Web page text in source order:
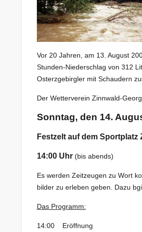
Vor 20 Jahren, am 13. August
Stunden-Niederschlag von 312
Osterzgebirgler mit Schaudern
Der Wetterverein Zinnwald-
Sonntag, den 14.
Festzelt auf dem Sportplatz
14:00 Uhr(bis abends)
Es werden Zeitzeugen zu Wort
bilder zu erleben geben. Dazu
Das Programm:
14:00 Eröffnung